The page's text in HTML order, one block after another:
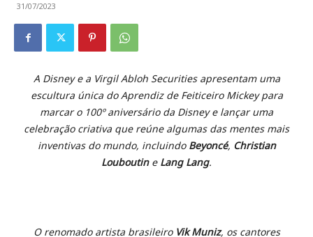
31/07/2023
A Disney e a Virgil Abloh Securities apresentam uma
escultura única do Aprendiz de Feiticeiro Mickey para
marcar o 100º aniversário da Disney e lançar uma
celebração criativa que reúne algumas das mentes mais
inventivas do mundo, incluindo Beyoncé, Christian
Louboutine Lang Lang.
O renomado artista brasileiro Vik Muniz, os cantores